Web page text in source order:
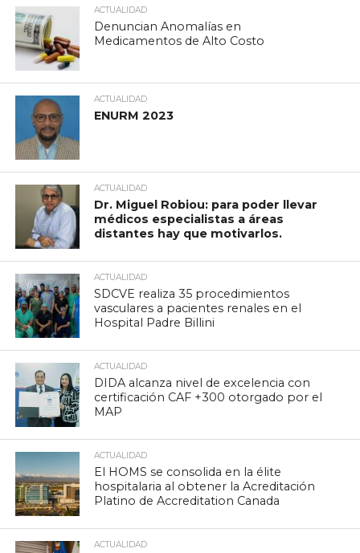
ACTUALIDAD
Denuncian Anomalías en
Medicamentos de Alto Costo
ACTUALIDAD
ENURM 2023
ACTUALIDAD
Dr. Miguel Robiou: para poder llevar
médicos especialistas a áreas
distantes hay que motivarlos.
ACTUALIDAD
SDCVE realiza 35 procedimientos
vasculares a pacientes renales en el
Hospital Padre Billini
ACTUALIDAD
DIDA alcanza nivel de excelencia con
certificación CAF +300 otorgado por el
MAP
ACTUALIDAD
El HOMS se consolida en la élite
hospitalaria al obtener la Acreditación
Platino de Accreditation Canada
ACTUALIDAD